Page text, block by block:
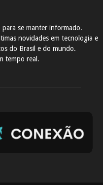
se manter informado.
novidades em tecnologia e
do Brasil e do mundo.
tempo real.